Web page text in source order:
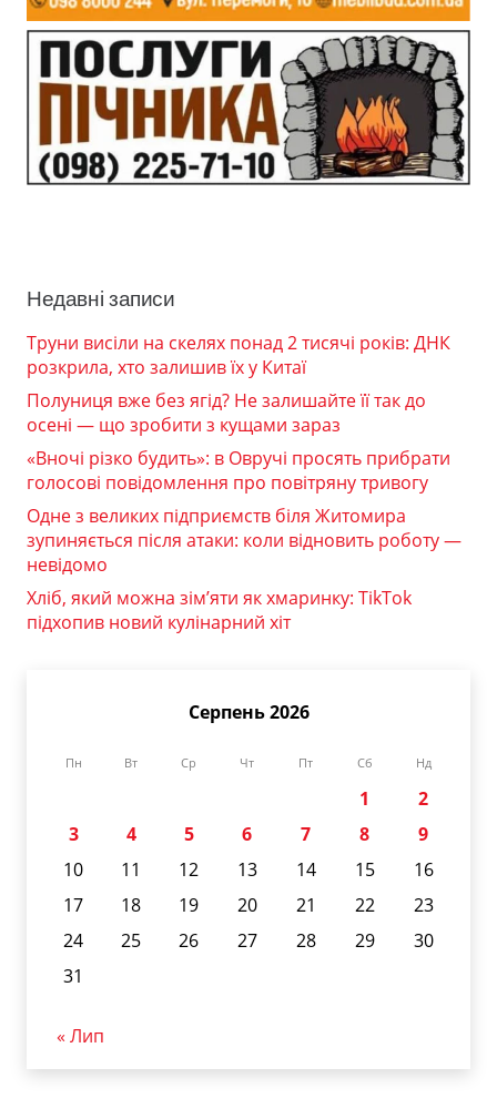
Недавні записи
Труни висіли на скелях понад 2 тисячі років: ДНК
розкрила, хто залишив їх у Китаї
Полуниця вже без ягід? Не залишайте її так до
осені — що зробити з кущами зараз
«Вночі різко будить»: в Овручі просять прибрати
голосові повідомлення про повітряну тривогу
Одне з великих підприємств біля Житомира
зупиняється після атаки: коли відновить роботу —
невідомо
Хліб, який можна зім’яти як хмаринку: TikTok
підхопив новий кулінарний хіт
Серпень 2026
Пн Вт Ср Чт Пт Сб Нд
1
2
3
4 5 6 7 8
9
10
11 12 13 14 15
16
17
18 19 20 21 22
23
24
25 26 27 28 29
30
31
« Лип